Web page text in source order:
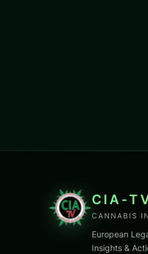
CIA-
CANNABIS
European
Insights &